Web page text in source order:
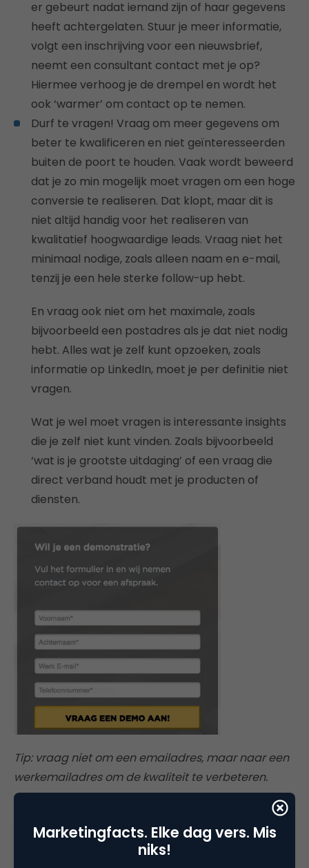
er gebeurt nadat iemand zijn of haar gegevens
heeft achtergelaten. Stuur je meer informatie,
volgt een inschrijving voor een nieuwsbrief,
neemt een consultant contact met je op?
Hiermee verhoog je de drempel en wordt het
ook ‘warmer’ om contact op te nemen.
Durf te vragen! Vraag om meer gegevens om
beter te kwalificeren en niet geïnteresseerden
buiten de poort te houden. Vaak wordt beweerd
dat je zo min mogelijk moet vragen om een hoge
conversie te realiseren. Dat klopt, maar dit is
niet altijd handig voor het realiseren van
kwalitatief hoogwaardige leads. Vraag niet het
minimaal nodige, zoals alleen naam en e-mail,
tenzij je een hele sterke follow-up hebt.
En vraag ook niet om het maximale, zoals
bijvoorbeeld een postadres als je dat niet nodig
hebt. Alles wat je zelf kunt opzoeken, zoals
informatie op LinkedIn, moet je per definitie niet
vragen.
Wat je wel moet vragen is interessante insights
die je zelf niet kunt vinden. Zoals bijvoorbeeld
‘wat is je grootste uitdaging’ of een vraag die
direct verband houdt met je producten of
diensten.
Tip: vraag niet om een emailadres, maar naar een
werkemailadres om de kwaliteit te verbeteren.
3. Je hebt een lead, wat nu? (achteraf)
Als de kwaliteit van je leads beter is, rest de vraag:
Marketingfacts. Elke dag vers. Mis
niks!